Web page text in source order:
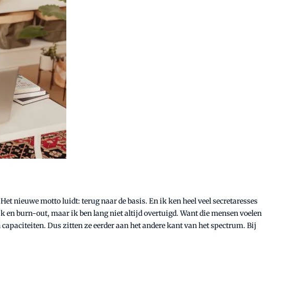
nieuwe motto luidt: terug naar de basis. En ik ken heel veel secretaresses
en burn-out, maar ik ben lang niet altijd overtuigd. Want die mensen voelen
Dus zitten ze eerder aan het andere kant van het spectrum. Bij